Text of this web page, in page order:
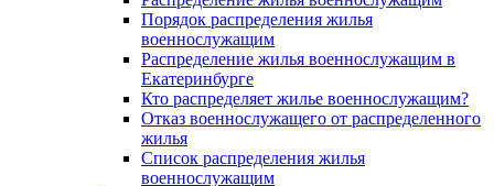
Порядок распределения жилья
военнослужащим
Распределение жилья военнослужащим в
Екатеринбурге
Кто распределяет жилье военнослужащим?
Отказ военнослужащего от распределенного
жилья
Список распределения жилья
военнослужащим